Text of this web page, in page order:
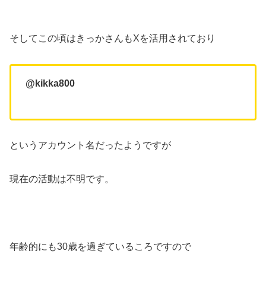
そしてこの頃はきっかさんもXを活用されており
@kikka800
というアカウント名だったようですが
現在の活動は不明です。
年齢的にも30歳を過ぎているころですので